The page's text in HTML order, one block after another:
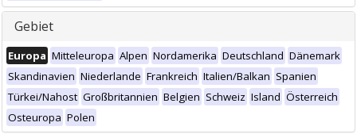
Gebiet
Europa Mitteleuropa Alpen Nordamerika Deutschland Dänemark
Skandinavien Niederlande Frankreich Italien/Balkan Spanien
Türkei/Nahost Großbritannien Belgien Schweiz Island Österreich
Osteuropa Polen